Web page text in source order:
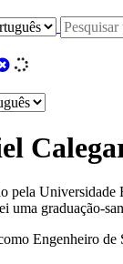
pela
graduação-
Engenheiro